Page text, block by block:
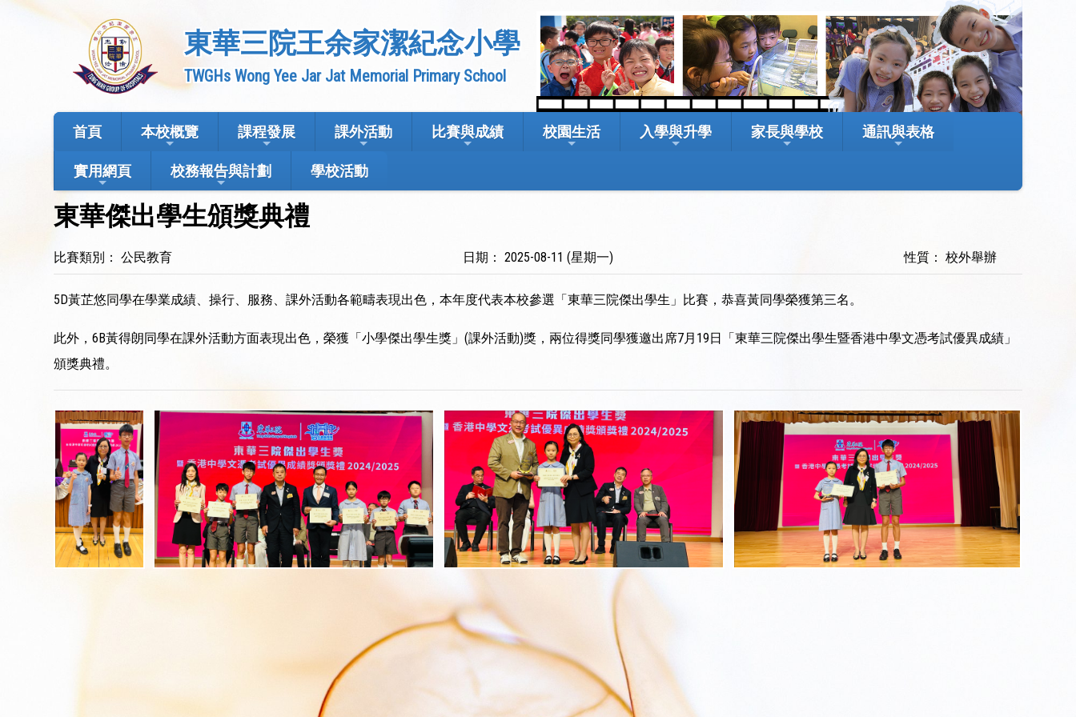
東華三院王余家潔紀念小學
TWGHs Wong Yee Jar Jat Memorial Primary School
首頁 本校概覽 課程發展 課外活動 比賽與成績 校園生活 入學與升學 家長與學校 通訊與表格
實用網頁 校務報告與計劃 學校活動
東華傑出學生頒獎典禮
比賽類別： 公民教育 日期： 2025-08-11 (星期一) 性質： 校外舉辦
5D黃芷悠同學在學業成績、操行、服務、課外活動各範疇表現出色，本年度代表本校參選「東華三院傑出學生」比賽，恭喜黃同學榮獲第三名。
此外，6B黃得朗同學在課外活動方面表現出色，榮獲「小學傑出學生獎」(課外活動)獎，兩位得獎同學獲邀出席7月19日「東華三院傑出學生暨香港中學文憑考試優異成績」
頒獎典禮。